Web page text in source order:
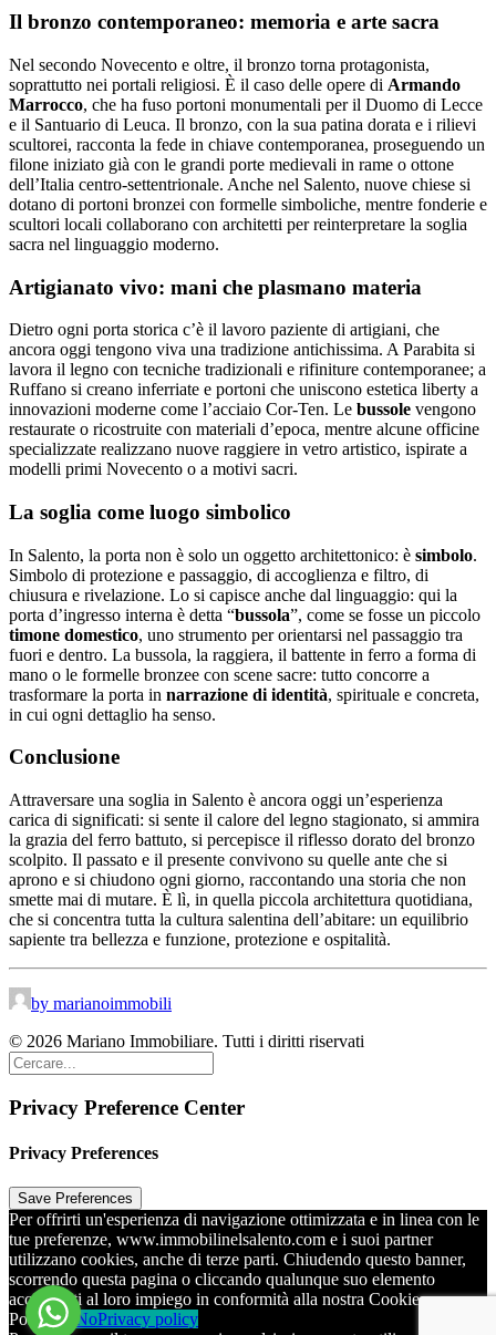
Il bronzo contemporaneo: memoria e arte sacra
Nel secondo Novecento e oltre, il bronzo torna protagonista,
soprattutto nei portali religiosi. È il caso delle opere di Armando
Marrocco, che ha fuso portoni monumentali per il Duomo di Lecce
e il Santuario di Leuca. Il bronzo, con la sua patina dorata e i rilievi
scultorei, racconta la fede in chiave contemporanea, proseguendo un
filone iniziato già con le grandi porte medievali in rame o ottone
dell’Italia centro-settentrionale. Anche nel Salento, nuove chiese si
dotano di portoni bronzei con formelle simboliche, mentre fonderie e
scultori locali collaborano con architetti per reinterpretare la soglia
sacra nel linguaggio moderno.
Artigianato vivo: mani che plasmano materia
Dietro ogni porta storica c’è il lavoro paziente di artigiani, che
ancora oggi tengono viva una tradizione antichissima. A Parabita si
lavora il legno con tecniche tradizionali e rifiniture contemporanee; a
Ruffano si creano inferriate e portoni che uniscono estetica liberty a
innovazioni moderne come l’acciaio Cor-Ten. Le bussole vengono
restaurate o ricostruite con materiali d’epoca, mentre alcune officine
specializzate realizzano nuove raggiere in vetro artistico, ispirate a
modelli primi Novecento o a motivi sacri.
La soglia come luogo simbolico
In Salento, la porta non è solo un oggetto architettonico: è simbolo.
Simbolo di protezione e passaggio, di accoglienza e filtro, di
chiusura e rivelazione. Lo si capisce anche dal linguaggio: qui la
porta d’ingresso interna è detta “bussola”, come se fosse un piccolo
timone domestico, uno strumento per orientarsi nel passaggio tra
fuori e dentro. La bussola, la raggiera, il battente in ferro a forma di
mano o le formelle bronzee con scene sacre: tutto concorre a
trasformare la porta in narrazione di identità, spirituale e concreta,
in cui ogni dettaglio ha senso.
Conclusione
Attraversare una soglia in Salento è ancora oggi un’esperienza
carica di significati: si sente il calore del legno stagionato, si ammira
la grazia del ferro battuto, si percepisce il riflesso dorato del bronzo
scolpito. Il passato e il presente convivono su quelle ante che si
aprono e si chiudono ogni giorno, raccontando una storia che non
smette mai di mutare. È lì, in quella piccola architettura quotidiana,
che si concentra tutta la cultura salentina dell’abitare: un equilibrio
sapiente tra bellezza e funzione, protezione e ospitalità.
by marianoimmobili
© 2026 Mariano Immobiliare. Tutti i diritti riservati
Privacy Preference Center
Privacy Preferences
Per offrirti un'esperienza di navigazione ottimizzata e in linea con le
tue preferenze, www.immobilinelsalento.com e i suoi partner
utilizzano cookies, anche di terze parti. Chiudendo questo banner,
scorrendo questa pagina o cliccando qualunque suo elemento
acconsenti al loro impiego in conformità alla nostra Cookie
PolicyOk NoPrivacy policy